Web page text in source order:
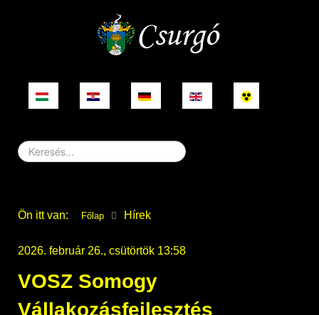
Keresés...
Ön itt van: Főlap Hírek
2026. február 26., csütörtök 13:58
VOSZ Somogy
Vállakozásfejlesztés